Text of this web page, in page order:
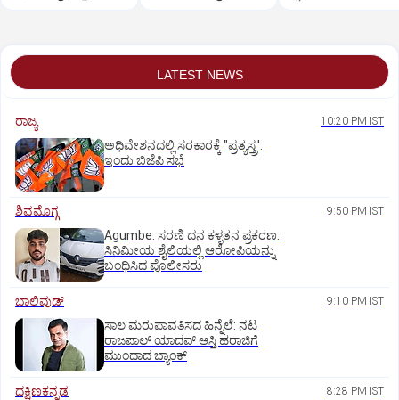
LATEST NEWS
ರಾಜ್ಯ 10:20 PM IST
ಅಧಿವೇಶನದಲ್ಲಿ ಸರಕಾರಕ್ಕೆ "ಪ್ರತ್ಯಸ್ತ್ರ':
ಇಂದು ಬಿಜೆಪಿ ಸಭೆ
ಶಿವಮೊಗ್ಗ 9:50 PM IST
Agumbe: ಸರಣಿ ದನ ಕಳ್ಳತನ ಪ್ರಕರಣ:
ಸಿನಿಮೀಯ ಶೈಲಿಯಲ್ಲಿ ಆರೋಪಿಯನ್ನು
ಬಂಧಿಸಿದ ಪೊಲೀಸರು
ಬಾಲಿವುಡ್‌ 9:10 PM IST
ಸಾಲ ಮರುಪಾವತಿಸದ ಹಿನ್ನೆಲೆ: ನಟ
ರಾಜಪಾಲ್ ಯಾದವ್‌ ಆಸ್ತಿ ಹರಾಜಿಗೆ
ಮುಂದಾದ ಬ್ಯಾಂಕ್
ದಕ್ಷಿಣಕನ್ನಡ 8:28 PM IST